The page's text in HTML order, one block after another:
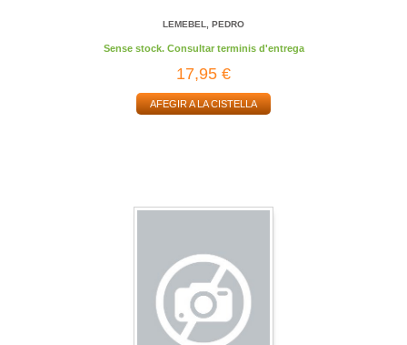
LEMEBEL, PEDRO
Sense stock. Consultar terminis d'entrega
17,95 €
AFEGIR A LA CISTELLA